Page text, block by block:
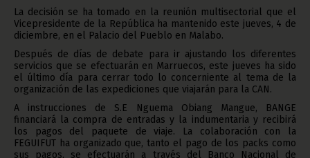
La decisión se ha tomado en la reunión multisectorial que el
Vicepresidente de la República ha mantenido este jueves, 4 de
diciembre, en el Palacio del Pueblo en Malabo.
Después de días de debate para ir ajustando los diferentes
servicios que se efectuarán en Marruecos, este jueves ha sido
el último día para cerrar todo lo concerniente al tema de la
organización de las expediciones que viajarán para la CAN.
A instrucciones de S.E Nguema Obiang Mangue, BANGE
financiará la compra de entradas y la indumentaria y recibirá
los pagos del paquete de viaje. La colaboración con la
FEGUIFUT ha organizado que, tanto el pago de los packs como
sus pagos, se efectuarán a través del Banco Nacional de